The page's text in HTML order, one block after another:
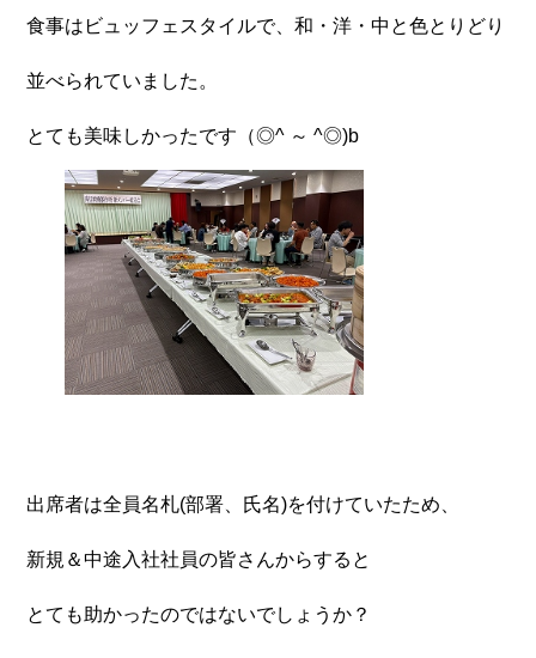
食事はビュッフェスタイルで、和・洋・中と色とりどり
並べられていました。
とても美味しかったです（◎^ ～ ^◎)b
出席者は全員名札(部署、氏名)を付けていたため、
新規＆中途入社社員の皆さんからすると
とても助かったのではないでしょうか？